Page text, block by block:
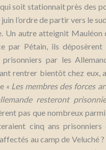
soit stationnait près des
l’ordre de partir vers le
Un autre atteignit Mauléon
par Pétain, ils
par les
rentrer bientôt chez eux,
« Les membres des forces
resteront
pas que nombreux parmi
cinq ans
au camp de Veluché